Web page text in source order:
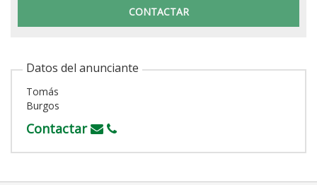
Datos del anunciante
Tomás
Burgos
Contactar